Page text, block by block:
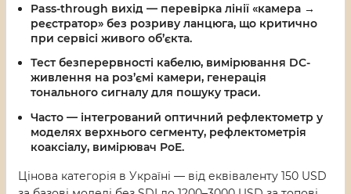
Pass-through вихід — перевірка лінії «камера →
реєстратор» без розриву ланцюга, що критично
при сервісі живого об’єкта.
Тест безперервності кабелю, вимірювання DC-
живлення на роз’ємі камери, генерація
тонального сигналу для пошуку траси.
Часто — інтегрований оптичний рефлектометр у
моделях верхнього сегменту, рефлектометрія
коаксіалу, вимірювач PoE.
Цінова категорія в Україні — від еквіваленту 150 USD